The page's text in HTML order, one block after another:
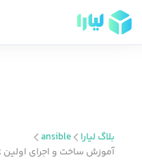
بلاگ لیارا
ansible
آموزش ساخت و اجرای اولین Playbook در Ansible